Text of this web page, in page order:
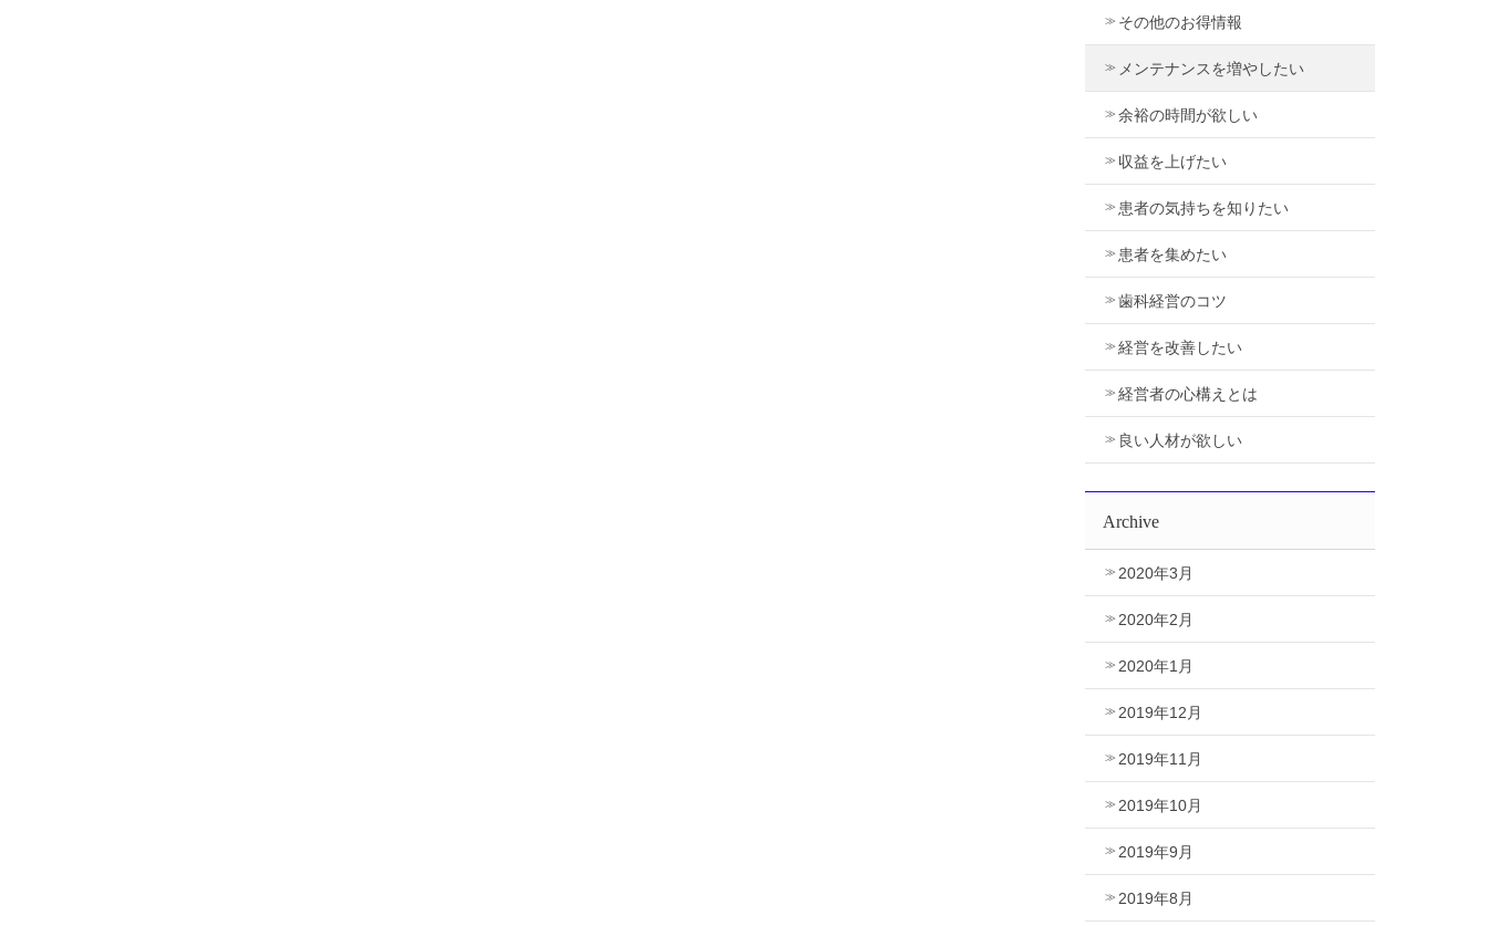
その他のお得情報
メンテナンスを増やしたい
余裕の時間が欲しい
収益を上げたい
患者の気持ちを知りたい
患者を集めたい
歯科経営のコツ
経営を改善したい
経営者の心構えとは
良い人材が欲しい
Archive
2020年3月
2020年2月
2020年1月
2019年12月
2019年11月
2019年10月
2019年9月
2019年8月